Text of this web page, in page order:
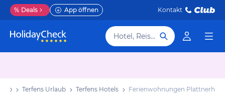
% Deals App öffnen Kontakt
Hotel, Reiseziel
Terfens Urlaub Terfens Hotels Ferienwohnungen Plattnerhof